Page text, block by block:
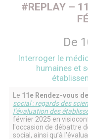
#REPLAY –
De
Interroger le
humaines et
Le 11e Rendez-vous
social : regards des
l’évaluation des
février 2025 en
l'occasion de débattre
social, ainsi qu’à